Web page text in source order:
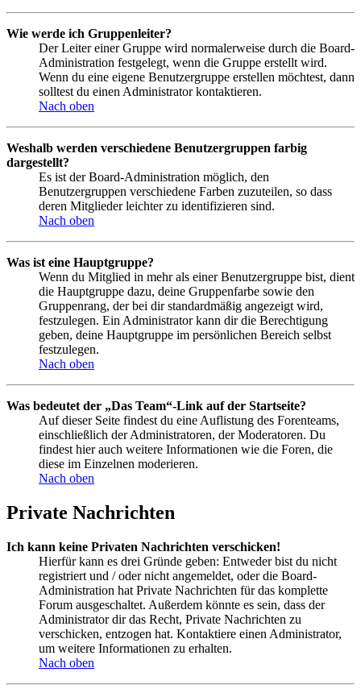
Wie werde ich Gruppenleiter?
Der Leiter einer Gruppe wird normalerweise durch die Board-
Administration festgelegt, wenn die Gruppe erstellt wird.
Wenn du eine eigene Benutzergruppe erstellen möchtest, dann
solltest du einen Administrator kontaktieren.
Nach oben
Weshalb werden verschiedene Benutzergruppen farbig
dargestellt?
Es ist der Board-Administration möglich, den
Benutzergruppen verschiedene Farben zuzuteilen, so dass
deren Mitglieder leichter zu identifizieren sind.
Nach oben
Was ist eine Hauptgruppe?
Wenn du Mitglied in mehr als einer Benutzergruppe bist, dient
die Hauptgruppe dazu, deine Gruppenfarbe sowie den
Gruppenrang, der bei dir standardmäßig angezeigt wird,
festzulegen. Ein Administrator kann dir die Berechtigung
geben, deine Hauptgruppe im persönlichen Bereich selbst
festzulegen.
Nach oben
Was bedeutet der „Das Team“-Link auf der Startseite?
Auf dieser Seite findest du eine Auflistung des Forenteams,
einschließlich der Administratoren, der Moderatoren. Du
findest hier auch weitere Informationen wie die Foren, die
diese im Einzelnen moderieren.
Nach oben
Private Nachrichten
Ich kann keine Privaten Nachrichten verschicken!
Hierfür kann es drei Gründe geben: Entweder bist du nicht
registriert und / oder nicht angemeldet, oder die Board-
Administration hat Private Nachrichten für das komplette
Forum ausgeschaltet. Außerdem könnte es sein, dass der
Administrator dir das Recht, Private Nachrichten zu
verschicken, entzogen hat. Kontaktiere einen Administrator,
um weitere Informationen zu erhalten.
Nach oben